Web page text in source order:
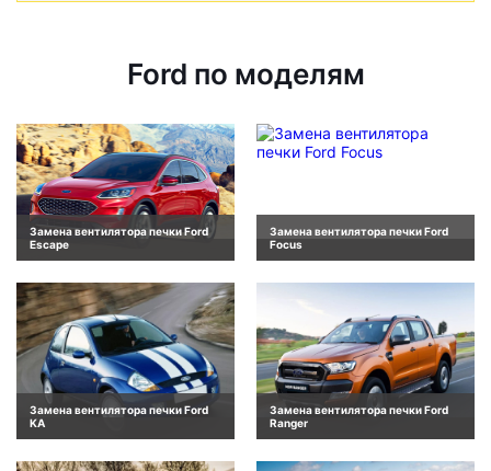
Ford по моделям
Замена вентилятора печки Ford
Escape
Замена вентилятора печки Ford
Focus
Замена вентилятора печки Ford
KA
Замена вентилятора печки Ford
Ranger